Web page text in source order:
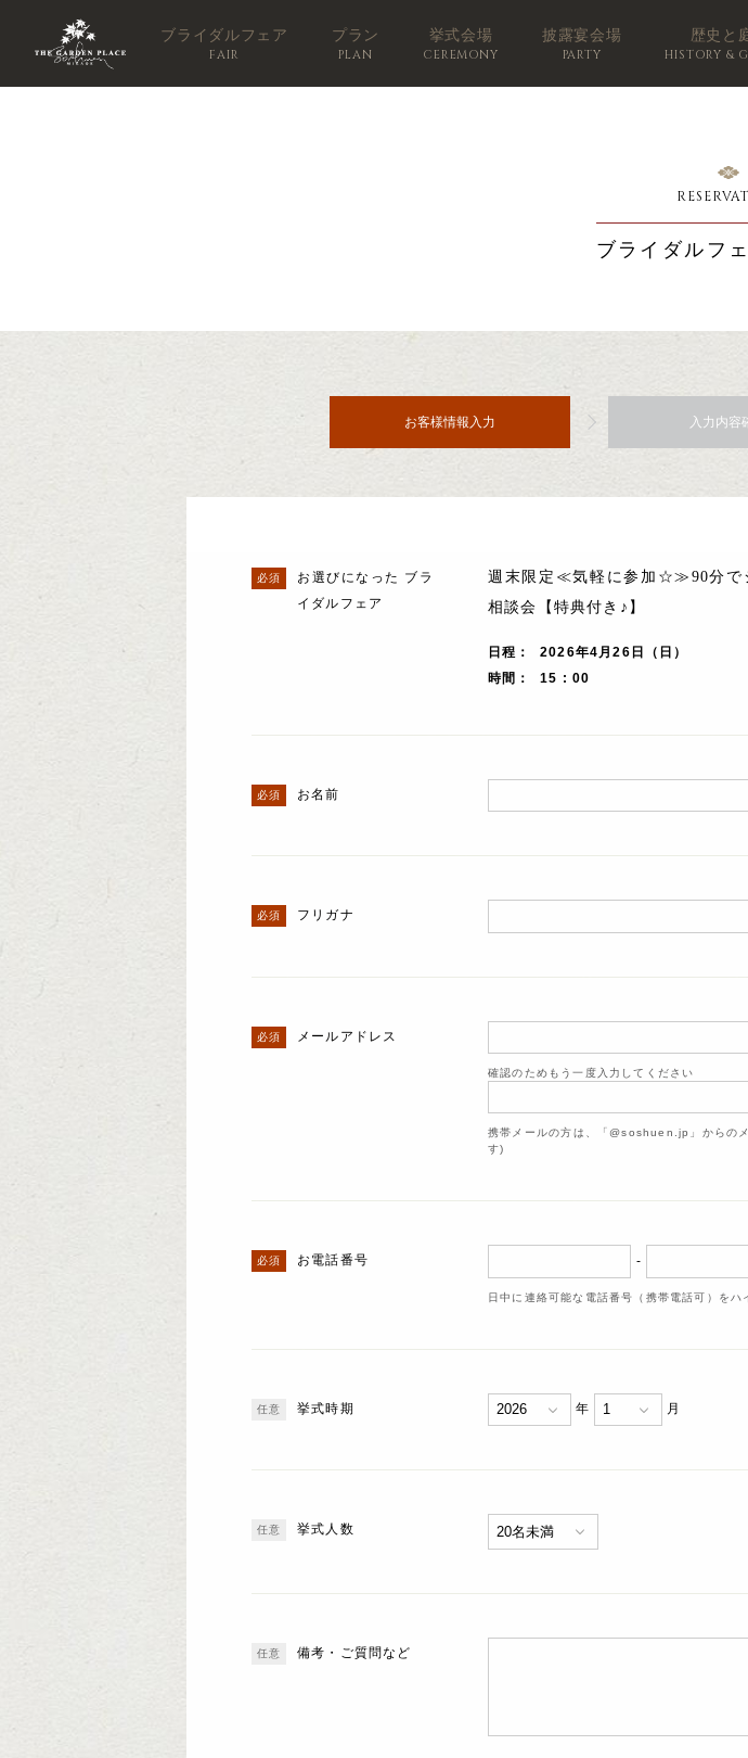
ブライダルフェア
FAIR
プラン
PLAN
挙式会場
CEREMONY
披露宴会場
PARTY
歴史と
HISTORY &
ブライダルフ
お客様情報入力 入力内容
お選びになった ブラ
イダルフェア
週末限定≪気軽に参加☆≫90分で
相談会【特典付き♪】
日程
2026年4月26日（日）
時間
15 : 00
お名前
フリガナ
メールアドレス
確認のためもう一度入力してください
携帯メールの方は、「@soshuen.jp」からの
す)
お電話番号 -
日中に連絡可能な電話番号（携帯電話可）をハ
挙式時期 年 月
挙式人数
備考・ご質問など